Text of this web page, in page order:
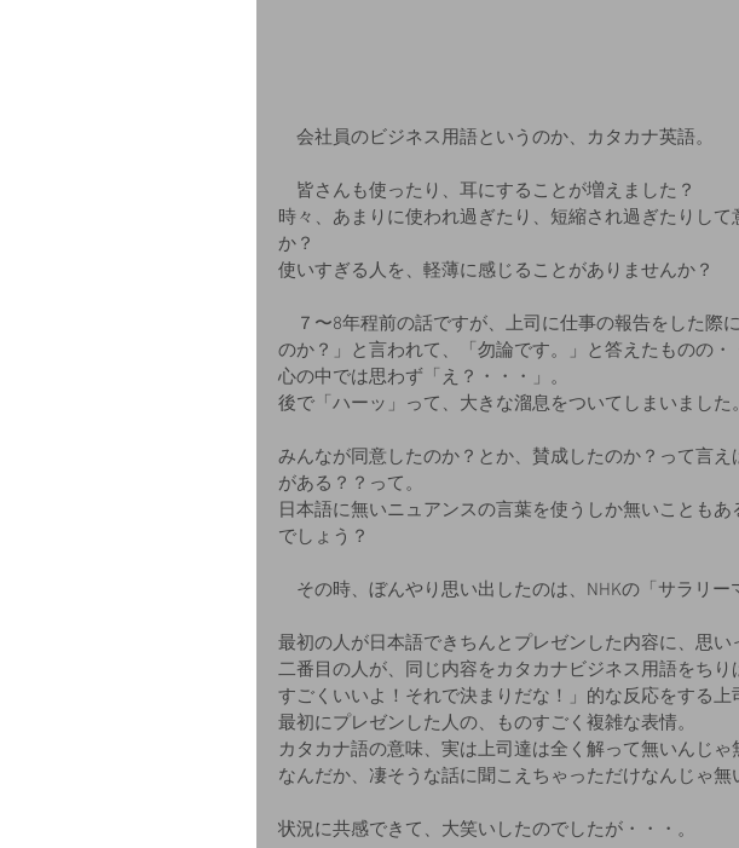
会社員のビジネス用語というのか、カタカナ英語。
皆さんも使ったり、耳にすることが増えました？
時々、あまりに使われ過ぎたり、短縮され過ぎたりし
か？
使いすぎる人を、軽薄に感じることがありませんか？
７〜8年程前の話ですが、上司に仕事の報告をした際
のか？」と言われて、「勿論です。」と答えたものの・
心の中では思わず「え？・・・」。
後で「ハーッ」って、大きな溜息をついてしまいました。
みんなが同意したのか？とか、賛成したのか？って言
がある？？って。
日本語に無いニュアンスの言葉を使うしか無いことも
でしょう？
その時、ぼんやり思い出したのは、NHKの「サラリー
最初の人が日本語できちんとプレゼンした内容に、思い
二番目の人が、同じ内容をカタカナビジネス用語をちり
すごくいいよ！それで決まりだな！」的な反応をする上
最初にプレゼンした人の、ものすごく複雑な表情。
カタカナ語の意味、実は上司達は全く解って無いんじゃ
なんだか、凄そうな話に聞こえちゃっただけなんじゃ無
状況に共感できて、大笑いしたのでしたが・・・。